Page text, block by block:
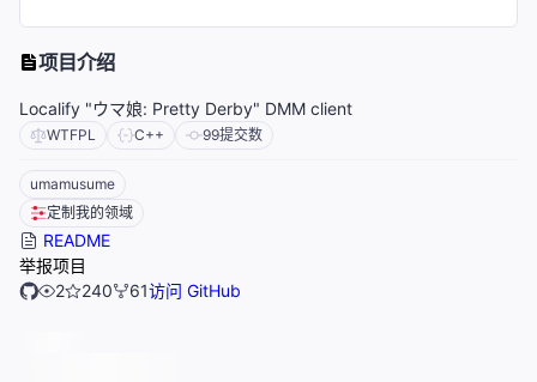
项目介绍
Localify "ウマ娘: Pretty Derby" DMM client
WTFPL C++ 99提交数
umamusume
定制我的领域
README
举报项目
2
240 61访问 GitHub